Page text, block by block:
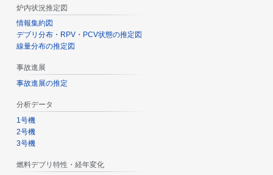
炉内状況推定図
情報集約図
デブリ分布・RPV・PCV状態の推定図
線量分布の推定図
事故進展
事故進展の推定
分析データ
1号機
2号機
3号機
燃料デブリ特性・経年変化